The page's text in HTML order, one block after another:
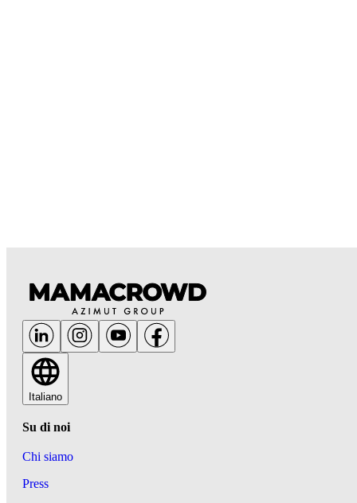
Italiano
Su di noi
Chi siamo
Press